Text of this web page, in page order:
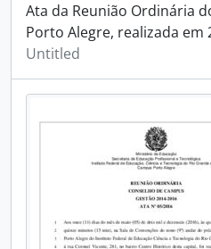
Ata da Reunião Ordinária
Porto Alegre, realizada em
Untitled